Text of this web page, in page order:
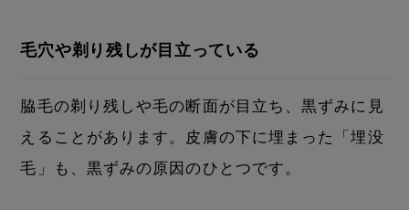
毛穴や剃り残しが目立っている
脇毛の剃り残しや毛の断面が目立ち、黒ずみに見
えることがあります。皮膚の下に埋まった「埋没
毛」も、黒ずみの原因のひとつです。